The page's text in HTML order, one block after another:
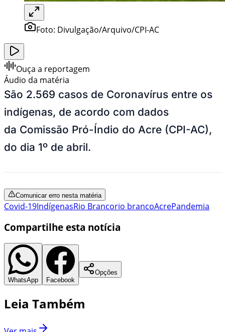
Foto: Divulgação/Arquivo/CPI-AC
Ouça a reportagem
Áudio da matéria
São 2.569 casos de Coronavírus entre os
indígenas, de acordo com dados
da Comissão Pró-Índio do Acre (CPI-AC),
do dia 1º de abril.
Comunicar erro nesta matéria
Covid-19IndígenasRio Brancorio brancoAcrePandemia
Compartilhe esta notícia
WhatsApp Facebook
Opções
Leia Também